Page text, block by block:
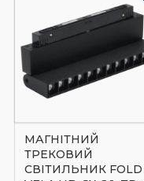
МАГНІТНИЙ
ТРЕКОВИЙ
СВІТИЛЬНИК FOLD